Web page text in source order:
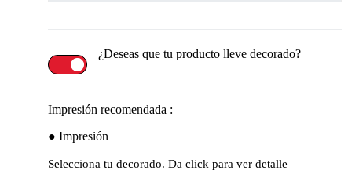
¿Deseas que tu producto lleve decorado?
Impresión recomendada :
Impresión
Selecciona tu decorado. Da click para ver detalle